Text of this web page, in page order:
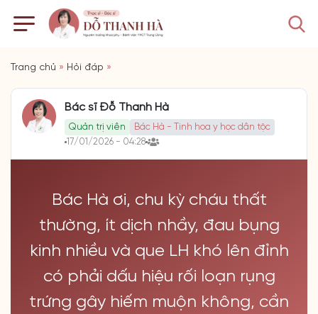
Trang chủ » Hỏi đáp »
Bác sĩ Đỗ Thanh Hà
Quản trị viên
Bác Hà - Tinh hoa y học dân tộc
17/01/2026 - 04:28
Bác Hà ơi, chu kỳ cháu thất
thường, ít dịch nhầy, đau bụng
kinh nhiều và que LH khó lên đỉnh
có phải dấu hiệu rối loạn rụng
trứng gây hiếm muộn không, cần